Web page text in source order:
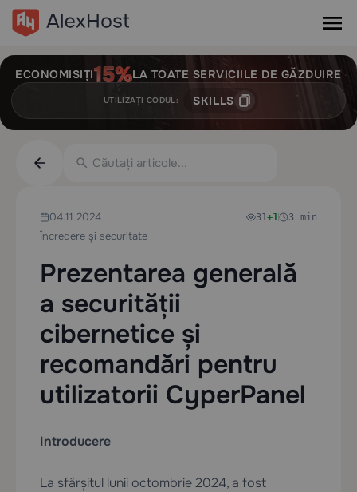
ECONOMISIȚI LA TOATE SERVICIILE DE GĂZDUIRE
UTILIZAȚI CODUL: SKILLS
04.11.2024
Încredere și securitate
31+1 3 min
Prezentarea generală
a securității
cibernetice și
recomandări pentru
utilizatorii CyperPanel
Introducere
La sfârșitul lunii octombrie 2024, a fost